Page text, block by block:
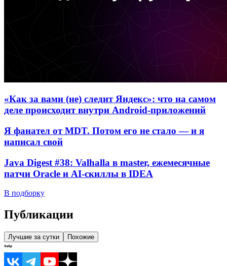
«Как за вами (не) следит Яндекс»: что на самом
деле происходит внутри Android-приложений
Я фанател от MDT. Потом его не стало — и я
написал свой
Java Digest #38: Valhalla в master, ежемесячные
патчи Oracle и AI-скиллы в IDEA
В подборку
Публикации
Лучшие за сутки Похожие